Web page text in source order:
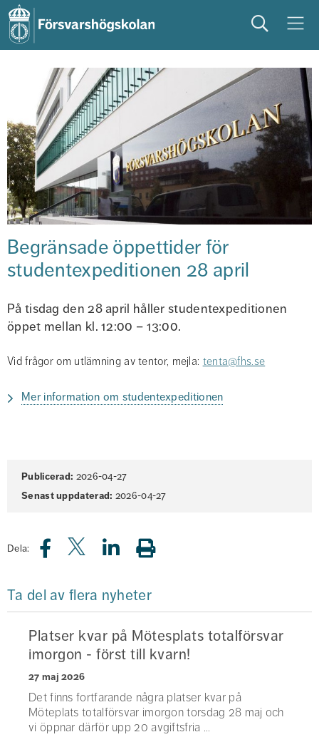
Sök Meny
studera på campus studentliv
Begränsade öppettider för
studentexpeditionen 28 april
På tisdag den 28 april håller studentexpeditionen
öppet mellan kl. 12:00 – 13:00.
Vid frågor om utlämning av tentor, mejla: tenta@fhs.se
Mer information om studentexpeditionen
Sidinformation
Publicerad: 2026-04-27
Senast uppdaterad: 2026-04-27
Dela:
Ta del av flera nyheter
Platser kvar på Mötesplats totalförsvar
imorgon - först till kvarn!
27 maj 2026
Det finns fortfarande några platser kvar på
Möteplats totalförsvar imorgon torsdag 28 maj och
vi öppnar därför upp 20 avgiftsfria ...